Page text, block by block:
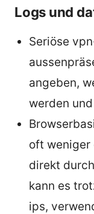
Logs und
Seriöse
angeben,
werden
oft weniger
direkt
kann es
ips,